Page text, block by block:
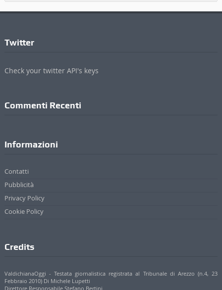
Twitter
Check your twitter API's keys
Commenti Recenti
Informazioni
Contatti
Pubblicità
Privacy Policy
Cookie Policy
Credits
ValdichianaOggi - Testata giornalistica registrata al Tribunale di Arezzo (n.4, 23
Febbraio 2010) Di Michele Lupetti
Direttore Responsabile Stefano Bertini